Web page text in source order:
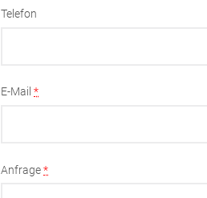
Telefon
E-Mail*
Anfrage*